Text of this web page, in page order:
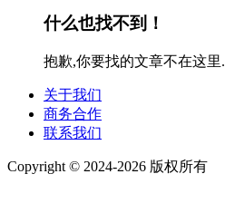
什么也找不到！
抱歉,你要找的文章不在这里.
关于我们
商务合作
联系我们
Copyright © 2024-2026 版权所有